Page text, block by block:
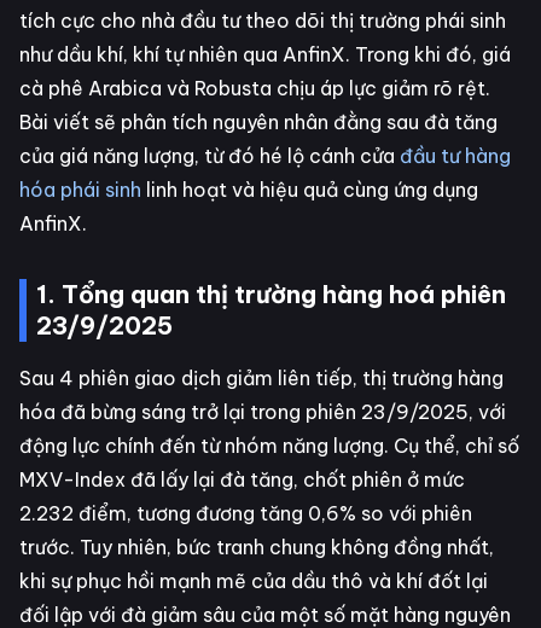
tích cực cho nhà đầu tư theo dõi thị trường phái sinh
như dầu khí, khí tự nhiên qua AnfinX. Trong khi đó, giá
cà phê Arabica và Robusta chịu áp lực giảm rõ rệt.
Bài viết sẽ phân tích nguyên nhân đằng sau đà tăng
của giá năng lượng, từ đó hé lộ cánh cửa đầu tư hàng
hóa phái sinh linh hoạt và hiệu quả cùng ứng dụng
AnfinX.
1. Tổng quan thị trường hàng hoá phiên
23/9/2025
Sau 4 phiên giao dịch giảm liên tiếp, thị trường hàng
hóa đã bừng sáng trở lại trong phiên 23/9/2025, với
động lực chính đến từ nhóm năng lượng. Cụ thể, chỉ số
MXV-Index đã lấy lại đà tăng, chốt phiên ở mức
2.232 điểm, tương đương tăng 0,6% so với phiên
trước. Tuy nhiên, bức tranh chung không đồng nhất,
khi sự phục hồi mạnh mẽ của dầu thô và khí đốt lại
đối lập với đà giảm sâu của một số mặt hàng nguyên